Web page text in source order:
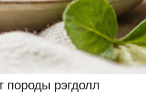
породы рэгдолл